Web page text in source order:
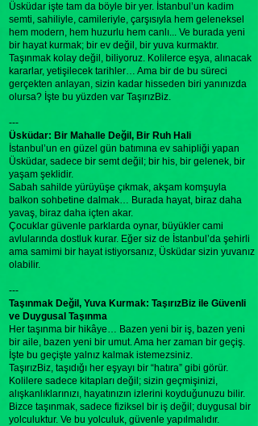
Üsküdar işte tam da böyle bir yer. İstanbul’un kadim
semti, sahiliyle, camileriyle, çarşısıyla hem geleneksel
hem modern, hem huzurlu hem canlı... Ve burada yeni
bir hayat kurmak; bir ev değil, bir yuva kurmaktır.
Taşınmak kolay değil, biliyoruz. Kolilerce eşya, alınacak
kararlar, yetişilecek tarihler… Ama bir de bu süreci
gerçekten anlayan, sizin kadar hisseden biri yanınızda
olursa? İşte bu yüzden var TaşırızBiz.
---
Üsküdar: Bir Mahalle Değil, Bir Ruh Hali
İstanbul’un en güzel gün batımına ev sahipliği yapan
Üsküdar, sadece bir semt değil; bir his, bir gelenek, bir
yaşam şeklidir.
Sabah sahilde yürüyüşe çıkmak, akşam komşuyla
balkon sohbetine dalmak… Burada hayat, biraz daha
yavaş, biraz daha içten akar.
Çocuklar güvenle parklarda oynar, büyükler cami
avlularında dostluk kurar. Eğer siz de İstanbul’da şehirli
ama samimi bir hayat istiyorsanız, Üsküdar sizin yuvanız
olabilir.
---
Taşınmak Değil, Yuva Kurmak: TaşırızBiz ile Güvenli
ve Duygusal Taşınma
Her taşınma bir hikâye… Bazen yeni bir iş, bazen yeni
bir aile, bazen yeni bir umut. Ama her zaman bir geçiş.
İşte bu geçişte yalnız kalmak istemezsiniz.
TaşırızBiz, taşıdığı her eşyayı bir “hatıra” gibi görür.
Kolilere sadece kitapları değil; sizin geçmişinizi,
alışkanlıklarınızı, hayatınızın izlerini koyduğunuzu bilir.
Bizce taşınmak, sadece fiziksel bir iş değil; duygusal bir
yolculuktur. Ve bu yolculuk, güvenle yapılmalıdır.